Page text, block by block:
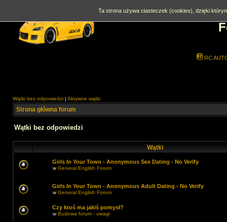
RC
Wątki bez odpowiedzi | Aktywne wątki
Strona główna forum
Wątki bez odpowiedzi
Wątki
Girls In Your Town - Anonymous Sex Dating - No Verify
wGeneral English Forum
Girls In Your Town - Anonymous Adult Dating - No Verify
wGeneral English Forum
Czy ktoś ma jakiś pomysł?
wBudowa forum - uwagi
Ta strona używa ciasteczek (cookies), dzięki